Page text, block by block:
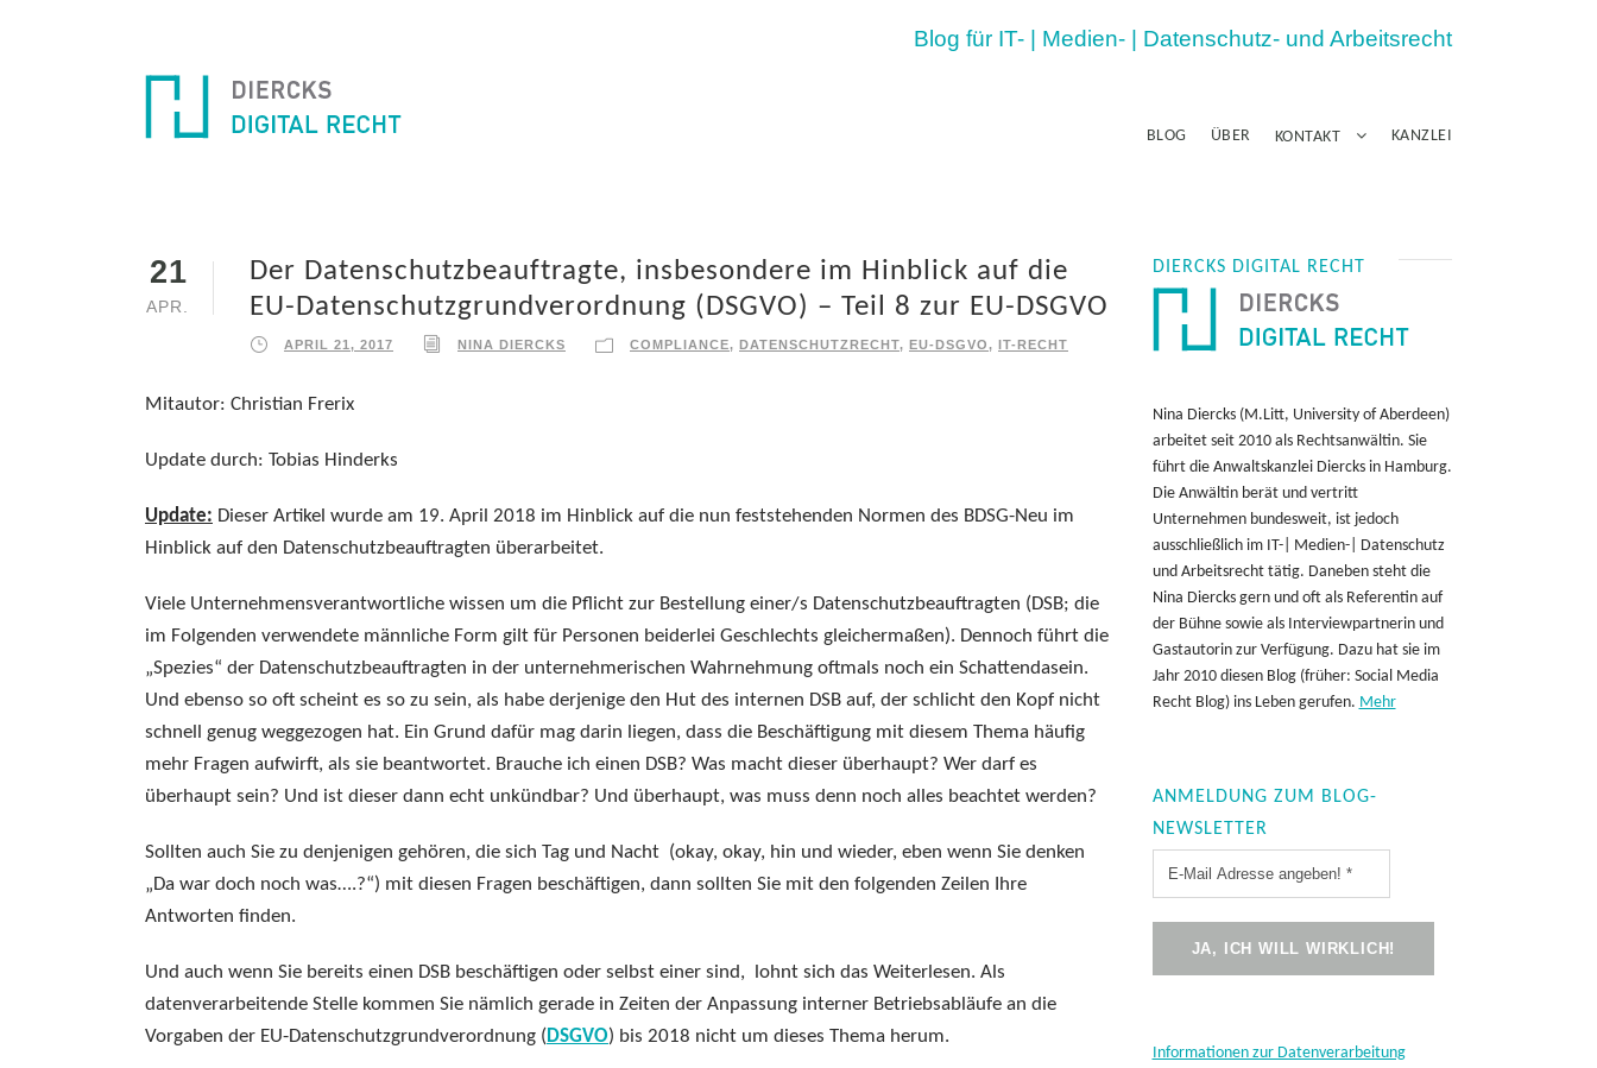
Blog für IT- | Medien- | Datenschutz- und Arbeitsrecht
BLOG ÜBER KONTAKT KANZLEI
21
APR.
Der Datenschutzbeauftragte, insbesondere im Hinblick auf die
EU-Datenschutzgrundverordnung (DSGVO) – Teil 8 zur EU-DSGVO
APRIL 21, 2017 NINA DIERCKS COMPLIANCE, DATENSCHUTZRECHT, EU-DSGVO, IT-RECHT
Mitautor: Christian Frerix
Update durch: Tobias Hinderks
Update: Dieser Artikel wurde am 19. April 2018 im Hinblick auf die nun feststehenden Normen des BDSG-Neu im
Hinblick auf den Datenschutzbeauftragten überarbeitet.
Viele Unternehmensverantwortliche wissen um die Pflicht zur Bestellung einer/s Datenschutzbeauftragten (DSB; die
im Folgenden verwendete männliche Form gilt für Personen beiderlei Geschlechts gleichermaßen). Dennoch führt die
„Spezies“ der Datenschutzbeauftragten in der unternehmerischen Wahrnehmung oftmals noch ein Schattendasein.
Und ebenso so oft scheint es so zu sein, als habe derjenige den Hut des internen DSB auf, der schlicht den Kopf nicht
schnell genug weggezogen hat. Ein Grund dafür mag darin liegen, dass die Beschäftigung mit diesem Thema häufig
mehr Fragen aufwirft, als sie beantwortet. Brauche ich einen DSB? Was macht dieser überhaupt? Wer darf es
überhaupt sein? Und ist dieser dann echt unkündbar? Und überhaupt, was muss denn noch alles beachtet werden?
Sollten auch Sie zu denjenigen gehören, die sich Tag und Nacht (okay, okay, hin und wieder, eben wenn Sie denken
„Da war doch noch was….?“) mit diesen Fragen beschäftigen, dann sollten Sie mit den folgenden Zeilen Ihre
Antworten finden.
Und auch wenn Sie bereits einen DSB beschäftigen oder selbst einer sind, lohnt sich das Weiterlesen. Als
datenverarbeitende Stelle kommen Sie nämlich gerade in Zeiten der Anpassung interner Betriebsabläufe an die
Vorgaben der EU-Datenschutzgrundverordnung ( DSGVO) bis 2018 nicht um dieses Thema herum.
DIERCKS DIGITAL RECHT
Nina Diercks (M.Litt, University of Aberdeen)
arbeitet seit 2010 als Rechtsanwältin. Sie
führt die Anwaltskanzlei Diercks in Hamburg.
Die Anwältin berät und vertritt
Unternehmen bundesweit, ist jedoch
ausschließlich im IT-| Medien-| Datenschutz
und Arbeitsrecht tätig. Daneben steht die
Nina Diercks gern und oft als Referentin auf
der Bühne sowie als Interviewpartnerin und
Gastautorin zur Verfügung. Dazu hat sie im
Jahr 2010 diesen Blog (früher: Social Media
Recht Blog) ins Leben gerufen. Mehr
ANMELDUNG ZUM BLOG-
NEWSLETTER
Informationen zur Datenverarbeitung